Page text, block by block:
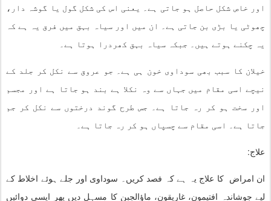
اور خاص شکل حاصل ہو جاتی ہے۔ یعنی اس کی شکل گول یا گوشہ دار،
چھوٹی یا بڑی بن جاتی ہے۔ ان میں اور سیاہ بہق میں فرق یہ ہے کہ
یہ چکنے ہوتے ہیں۔ جبکہ سیاہ بہق کھردرا ہوتا ہے۔
خیلان کا سبب بھی سوداوی خون ہی ہے۔ جو عروق سے نکل کر جلد کے
نیچے اسی مقام میں جہاں سے وہ نکلا ہے بند ہو جاتا ہے اور مجسم
اور سخت ہو کر رہ جاتا ہے۔ جس طرح گوند درختوں سے نکل کر جم
جاتا ہے۔ اسی مقام سے چسپاں ہو کر رہ جاتا ہے۔
علاج:
ان امراض کا علاج یہ ہے کہ فصد کریں۔ سوداوی اور جلے ہوئے اخلاط کے
لیے جوشاندہ افتیمون، غاریقون، ماؤالجبن کا مسہل دیں پھر ایسی دوائیں